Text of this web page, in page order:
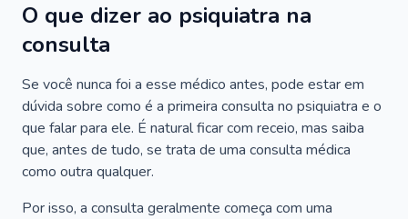
O que dizer ao psiquiatra na
consulta
Se você nunca foi a esse médico antes, pode estar em
dúvida sobre como é a primeira consulta no psiquiatra e o
que falar para ele. É natural ficar com receio, mas saiba
que, antes de tudo, se trata de uma consulta médica
como outra qualquer.
Por isso, a consulta geralmente começa com uma